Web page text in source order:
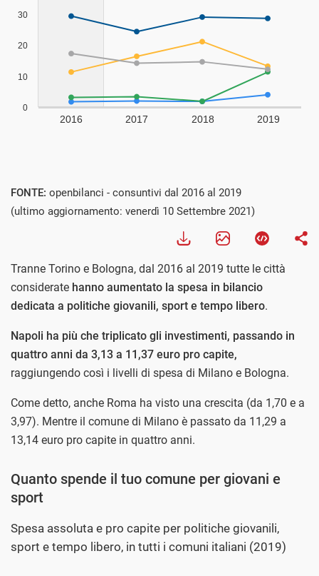
FONTE: openbilanci - consuntivi dal 2016 al 2019
(ultimo aggiornamento: venerdì 10 Settembre 2021)
Tranne Torino e Bologna, dal 2016 al 2019 tutte le città
considerate hanno aumentato la spesa in bilancio
dedicata a politiche giovanili, sport e tempo libero.
Napoli ha più che triplicato gli investimenti, passando in
quattro anni da 3,13 a 11,37 euro pro capite,
raggiungendo così i livelli di spesa di Milano e Bologna.
Come detto, anche Roma ha visto una crescita (da 1,70 e a
3,97). Mentre il comune di Milano è passato da 11,29 a
13,14 euro pro capite in quattro anni.
Quanto spende il tuo comune per giovani e
sport
Spesa assoluta e pro capite per politiche giovanili,
sport e tempo libero, in tutti i comuni italiani (2019)